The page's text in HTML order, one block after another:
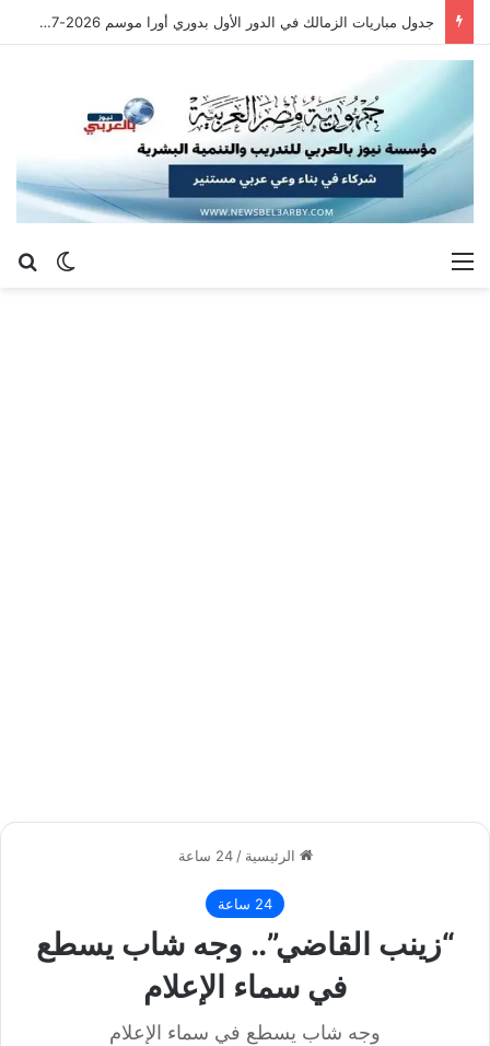
جدول مباريات الزمالك في الدور الأول بدوري أورا موسم 2026-2027
الوضع القائمة
الرئيسية / 24 ساعة
24 ساعة
“زينب القاضي”.. وجه شاب يسطع
في سماء الإعلام
وجه شاب يسطع في سماء الإعلام